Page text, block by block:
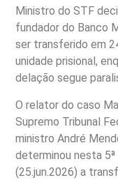
Ministro do STF
fundador do Banco
ser transferido em
unidade prisional,
delação segue
O relator do caso
Supremo Tribunal
ministro André
determinou nesta 5ª
(25.jun.2026) a